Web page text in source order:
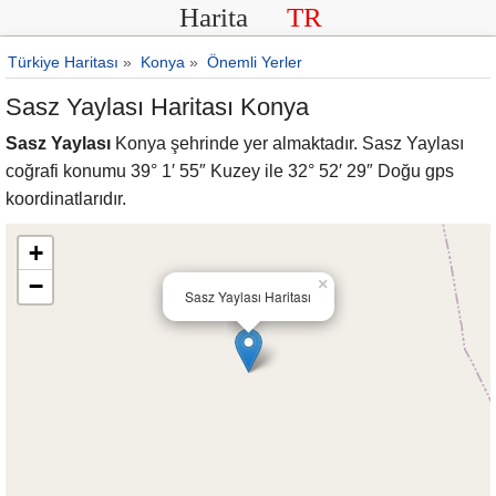
Harita TR
Türkiye Haritası » Konya » Önemli Yerler
Sasz Yaylası Haritası Konya
Sasz Yaylası Konya şehrinde yer almaktadır. Sasz Yaylası
coğrafi konumu 39° 1′ 55″ Kuzey ile 32° 52′ 29″ Doğu gps
koordinatlarıdır.
Sasz Yaylası Haritası
×
+
−